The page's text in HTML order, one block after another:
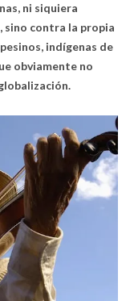
ni siquiera
contra la propia
indígenas de
obviamente no